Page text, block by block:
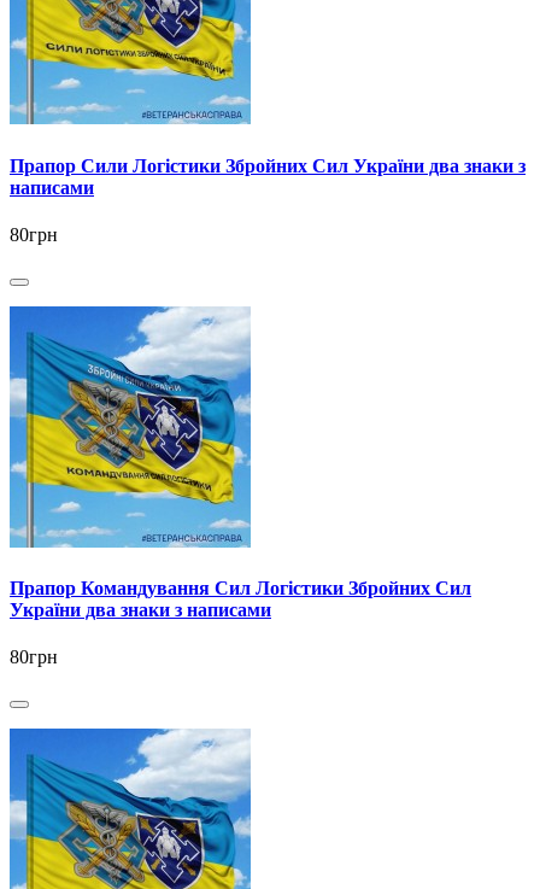
Прапор Сили Логістики Збройних Сил України два знаки з
написами
80грн
Прапор Командування Сил Логістики Збройних Сил
України два знаки з написами
80грн